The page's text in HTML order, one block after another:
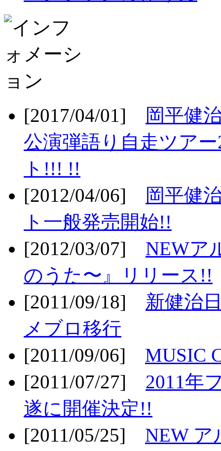
[2017/04/01]
岡平健
公演弾語り自走ツア
ト!!! !!
[2012/04/06]
岡平健
ト一般発売開始!!
[2012/03/07] NEWア
のうた〜』リリース!!
[2011/09/18] 新健治
メブロ移行
[2011/09/06] MUSIC
[2011/07/27] 2011年
遂に開催決定!!
[2011/05/25] NEW